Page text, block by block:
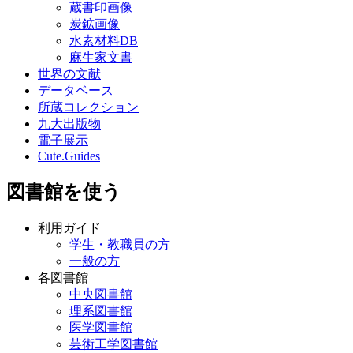
蔵書印画像
炭鉱画像
水素材料DB
麻生家文書
世界の文献
データベース
所蔵コレクション
九大出版物
電子展示
Cute.Guides
図書館を使う
利用ガイド
学生・教職員の方
一般の方
各図書館
中央図書館
理系図書館
医学図書館
芸術工学図書館